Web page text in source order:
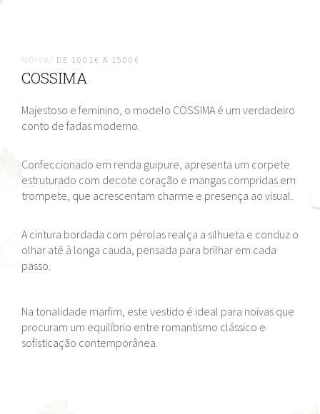
NOIVA/ DE 1001€ A 1500€
COSSIMA
Majestoso e feminino, o modelo COSSIMA é um verdadeiro
conto de fadas moderno.
Confeccionado em renda guipure, apresenta um corpete
estruturado com decote coração e mangas compridas em
trompete, que acrescentam charme e presença ao visual.
A cintura bordada com pérolas realça a silhueta e conduz o
olhar até à longa cauda, pensada para brilhar em cada
passo.
Na tonalidade marfim, este vestido é ideal para noivas que
procuram um equilíbrio entre romantismo clássico e
sofisticação contemporânea.